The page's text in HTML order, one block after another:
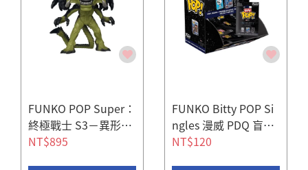
FUNKO POP Super：
終極戰士 S3－異形終
極戰士（Predalien）
NT$895
FUNKO Bitty POP Si
ngles 漫威 PDQ 盲包
(隨機出貨)
NT$120